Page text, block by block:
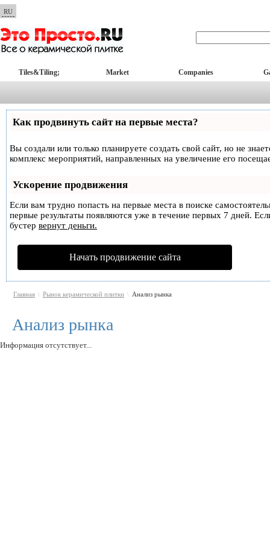
RU
Tiles&Tiling; Market Companies
Как продвинуть сайт на первые места?
Вы создали или только планируете создать свой сайт, но не
комплекс мероприятий, направленных на увеличение его
Ускорение продвижения
Если вам трудно попасть на первые места в поиске
первые результаты появляются уже в течение первых 7 дней.
бустер вернут деньги.
Начать продвижение сайта
Главная \ Рынок керамической плитки \ Анализ рынка
Анализ рынка
Информация отсутствует...